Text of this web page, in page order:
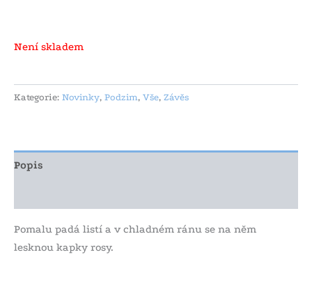
Není skladem
Kategorie: Novinky, Podzim, Vše, Závěs
Popis
Pomalu padá listí a v chladném ránu se na něm
lesknou kapky rosy.